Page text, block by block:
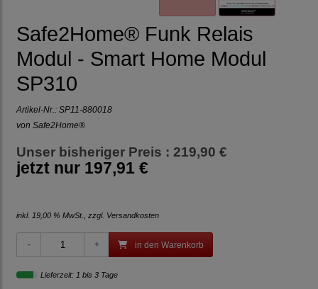
Safe2Home® Funk Relais
Modul - Smart Home Modul
SP310
Artikel-Nr.: SP11-880018
von Safe2Home®
Unser bisheriger Preis : 219,90 €
jetzt nur 197,91 €
inkl. 19,00 % MwSt., zzgl. Versandkosten
in den Warenkorb
Lieferzeit: 1 bis 3 Tage